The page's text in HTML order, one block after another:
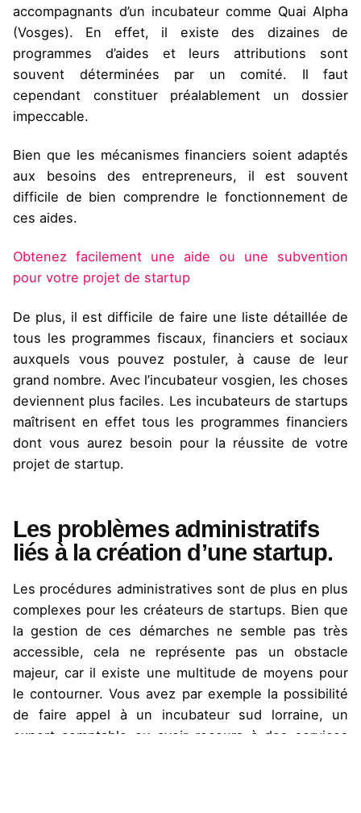
accompagnants d’un incubateur comme Quai Alpha
(Vosges). En effet, il existe des dizaines de
programmes d’aides et leurs attributions sont
souvent déterminées par un comité. Il faut
cependant constituer préalablement un dossier
impeccable.
Bien que les mécanismes financiers soient adaptés
aux besoins des entrepreneurs, il est souvent
difficile de bien comprendre le fonctionnement de
ces aides.
Obtenez facilement une aide ou une subvention
pour votre projet de startup
De plus, il est difficile de faire une liste détaillée de
tous les programmes fiscaux, financiers et sociaux
auxquels vous pouvez postuler, à cause de leur
grand nombre. Avec l’incubateur vosgien, les choses
deviennent plus faciles. Les incubateurs de startups
maîtrisent en effet tous les programmes financiers
dont vous aurez besoin pour la réussite de votre
projet de startup.
Les problèmes administratifs
liés à la création d’une startup.
Les procédures administratives sont de plus en plus
complexes pour les créateurs de startups. Bien que
la gestion de ces démarches ne semble pas très
accessible, cela ne représente pas un obstacle
majeur, car il existe une multitude de moyens pour
le contourner. Vous avez par exemple la possibilité
de faire appel à un incubateur sud lorraine, un
expert-comptable ou avoir recours à des services